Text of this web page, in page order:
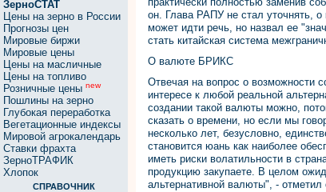
ЗерноСТАТ
Цены на зерно в России
Прогнозы цен
Мировые биржи
Мировые цены
Цены на масличные
Цены на топливо
Розничные цены new
Пошлины на зерно
Глубокая переработка
Вегетационные индексы
Мировой агрокалендарь
Ставки фрахта
ЗерноТРАФИК
Хлопок
СПРАВОЧНИК
он. Глава РАПУ не стал уточнять,
может идти речь, но назвал ее
стать китайская система
О валюте БРИКС
Отвечая на вопрос о возможности
интересе к любой реальной
создании такой валюты можно,
сказать о времени, но если мы
несколько лет, безусловно,
становится юань как наиболее
иметь риски волатильности в
продукцию закупаете. В целом
альтернативной валюты", - отметил